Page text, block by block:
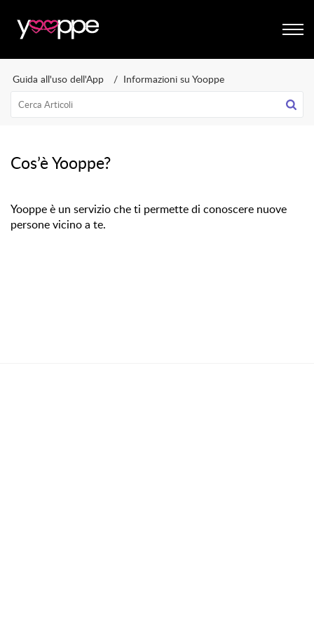
Guida all'uso dell'App Informazioni su Yooppe
Cos’è Yooppe?
Yooppe è un servizio che ti permette di conoscere nuove
persone vicino a te.